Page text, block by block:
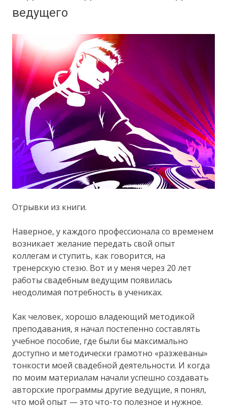
ведущего
Отрывки из книги.
Наверное, у каждого профессионала со временем
возникает желание передать свой опыт
коллегам и ступить, как говорится, на
тренерскую стезю. Вот и у меня через 20 лет
работы свадебным ведущим появилась
неодолимая потребность в учениках.
Как человек, хорошо владеющий методикой
преподавания, я начал постепенно составлять
учебное пособие, где были бы максимально
доступно и методически грамотно «разжеваны»
тонкости моей свадебной деятельности. И когда
по моим материалам начали успешно создавать
авторские программы другие ведущие, я понял,
что мой опыт — это что-то полезное и нужное.